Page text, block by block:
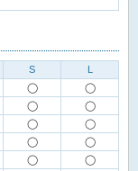
S
L
◯
◯
◯
◯
◯
◯
◯
◯
◯
◯